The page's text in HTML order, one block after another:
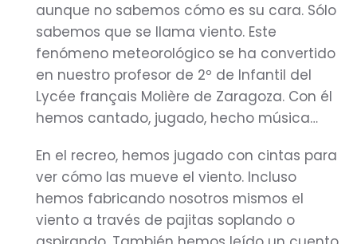
aunque no sabemos cómo es su cara. Sólo
sabemos que se llama viento. Este
fenómeno meteorológico se ha convertido
en nuestro profesor de 2º de Infantil del
Lycée français Molière de Zaragoza. Con él
hemos cantado, jugado, hecho música…
En el recreo, hemos jugado con cintas para
ver cómo las mueve el viento. Incluso
hemos fabricando nosotros mismos el
viento a través de pajitas soplando o